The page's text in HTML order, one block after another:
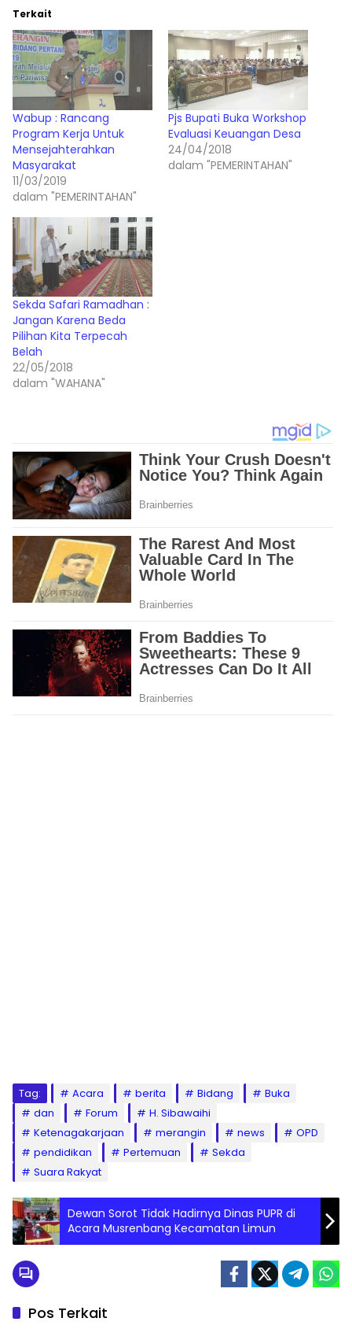
Terkait
Wabup : Rancang
Program Kerja Untuk
Mensejahterahkan
Masyarakat
11/03/2019
dalam "PEMERINTAHAN"
Pjs Bupati Buka Workshop
Evaluasi Keuangan Desa
24/04/2018
dalam "PEMERINTAHAN"
Sekda Safari Ramadhan :
Jangan Karena Beda
Pilihan Kita Terpecah
Belah
22/05/2018
dalam "WAHANA"
Tag: Acara berita Bidang
Buka
dan
Forum
H. Sibawaihi
Ketenagakarjaan
merangin news
OPD
pendidikan
Pertemuan
Sekda
Suara Rakyat
Dewan Sorot Tidak Hadirnya Dinas PUPR di
Acara Musrenbang Kecamatan Limun
Pos Terkait